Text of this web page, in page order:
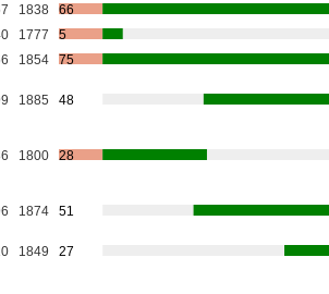
1838
66
1777
5
1854 75
1885 48
1800 28
1874 51
1849 27